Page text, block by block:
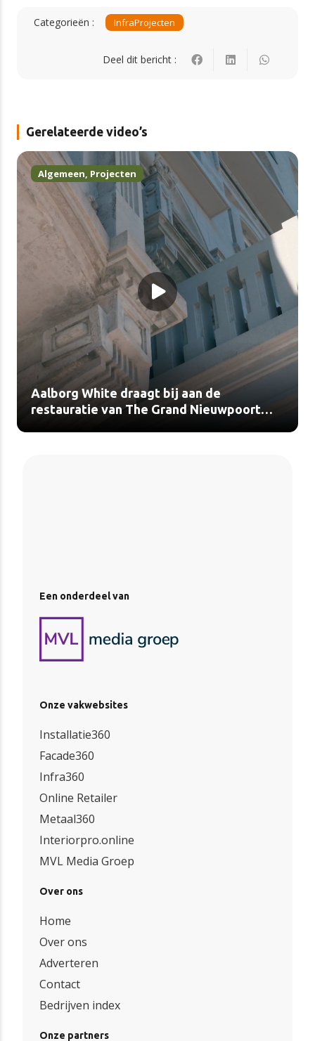
Categorieën : InfraProjecten
Deel dit bericht :
Gerelateerde video’s
Algemeen, Projecten
Aalborg White draagt bij aan de
restauratie van The Grand Nieuwpoort
Een onderdeel van
Onze vakwebsites
Installatie360
Facade360
Infra360
Online Retailer
Metaal360
Interiorpro.online
MVL Media Groep
Over ons
Home
Over ons
Adverteren
Contact
Bedrijven index
Onze partners